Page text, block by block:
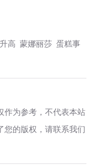
高 蒙娜丽莎 蛋糕事
作为参考，不代表本站
您的版权，请联系我们